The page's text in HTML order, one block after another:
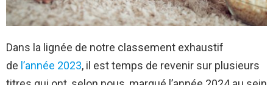
Dans la lignée de notre classement exhaustif
de l’année 2023, il est temps de revenir sur plusieurs